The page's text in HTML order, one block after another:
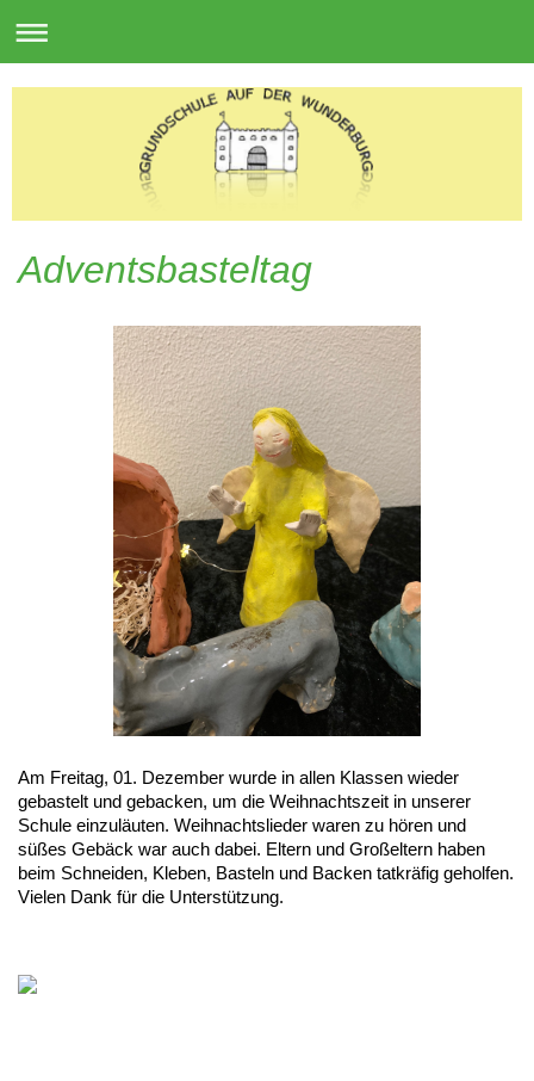
Adventsbasteltag
Am Freitag, 01. Dezember wurde in allen Klassen wieder
gebastelt und gebacken, um die Weihnachtszeit in unserer
Schule einzuläuten. Weihnachtslieder waren zu hören und
süßes Gebäck war auch dabei. Eltern und Großeltern haben
beim Schneiden, Kleben, Basteln und Backen tatkräfig geholfen.
Vielen Dank für die Unterstützung.